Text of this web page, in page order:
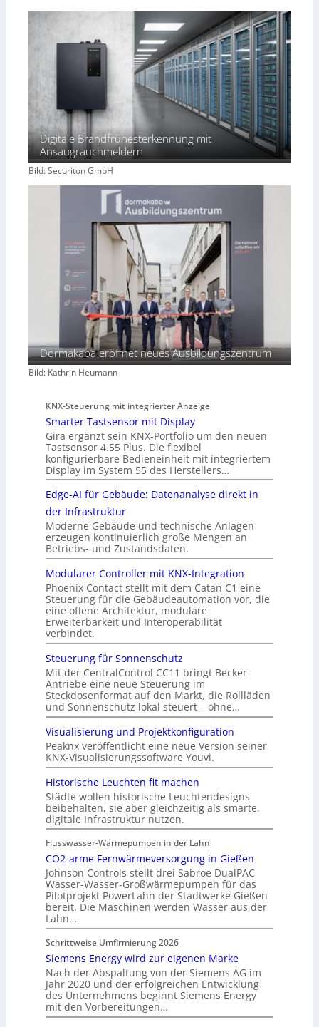
Digitale Brandfrühesterkennung mit
Ansaugrauchmeldern
Bild: Securiton GmbH
Dormakaba eröffnet neues Ausbildungszentrum
Bild: Kathrin Heumann
KNX-Steuerung mit integrierter Anzeige
Smarter Tastsensor mit Display
Gira ergänzt sein KNX-Portfolio um den neuen
Tastsensor 4.55 Plus. Die flexibel
konfigurierbare Bedieneinheit mit integriertem
Display im System 55 des Herstellers…
Edge-AI für Gebäude: Datenanalyse direkt in
der Infrastruktur
Moderne Gebäude und technische Anlagen
erzeugen kontinuierlich große Mengen an
Betriebs- und Zustandsdaten.
Modularer Controller mit KNX-Integration
Phoenix Contact stellt mit dem Catan C1 eine
Steuerung für die Gebäudeautomation vor, die
eine offene Architektur, modulare
Erweiterbarkeit und Interoperabilität
verbindet.
Steuerung für Sonnenschutz
Mit der CentralControl CC11 bringt Becker-
Antriebe eine neue Steuerung im
Steckdosenformat auf den Markt, die Rollläden
und Sonnenschutz lokal steuert – ohne…
Visualisierung und Projektkonfiguration
Peaknx veröffentlicht eine neue Version seiner
KNX-Visualisierungssoftware Youvi.
Historische Leuchten fit machen
Städte wollen historische Leuchtendesigns
beibehalten, sie aber gleichzeitig als smarte,
digitale Infrastruktur nutzen.
Flusswasser-Wärmepumpen in der Lahn
CO2-arme Fernwärmeversorgung in Gießen
Johnson Controls stellt drei Sabroe DualPAC
Wasser-Wasser-Großwärmepumpen für das
Pilotprojekt PowerLahn der Stadtwerke Gießen
bereit. Die Maschinen werden Wasser aus der
Lahn…
Schrittweise Umfirmierung 2026
Siemens Energy wird zur eigenen Marke
Nach der Abspaltung von der Siemens AG im
Jahr 2020 und der erfolgreichen Entwicklung
des Unternehmens beginnt Siemens Energy
mit den Vorbereitungen…